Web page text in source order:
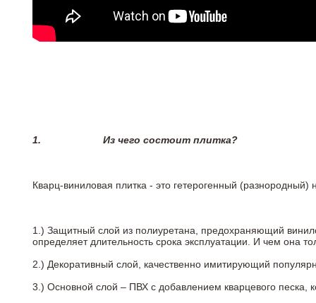
1. Из чего состоит плитка?
Кварц-виниловая плитка - это гетерогенный
1.) Защитный слой из полиуретана, предохраняющий
определяет длительность срока эксплуатации. И чем она
2.) Декоративный слой, качественно имитирующий
3.) Основной слой – ПВХ с добавлением кварцевого песка,